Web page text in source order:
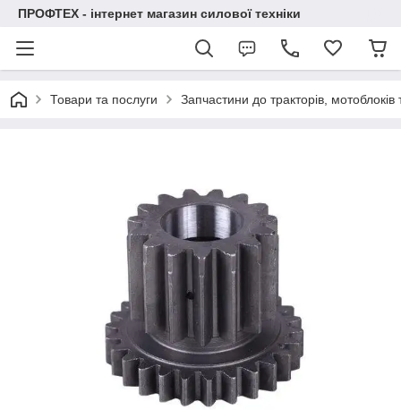
ПРОФТЕХ - інтернет магазин силової техніки
Товари та послуги Запчастини до тракторів,